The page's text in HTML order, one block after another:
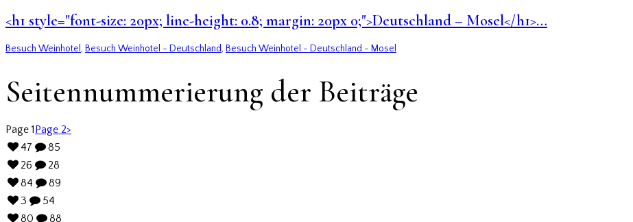
<h1 style="font-size: 20px; line-height: 0.8; margin: 20px 0;">Deutschland – Mosel</h1>…
Besuch Weinhotel, Besuch Weinhotel - Deutschland, Besuch Weinhotel - Deutschland - Mosel
Seitennummerierung der Beiträge
Page 1 Page 2>
47
85
26
28
84
89
3
54
80
88